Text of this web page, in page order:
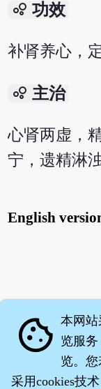
bubble_chart 功效
补肾养心，
bubble_chart 主治
心肾两虚，
宁，遗精淋
English
cookie 本网站
览服务
览。
采用cookies技